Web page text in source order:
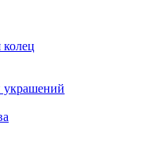
украшений